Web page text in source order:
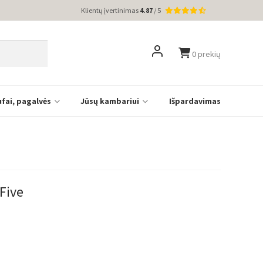
Klientų įvertinimas 4.87 / 5
0 prekių
pagalvės Jūsų kambariui Išpardavimas